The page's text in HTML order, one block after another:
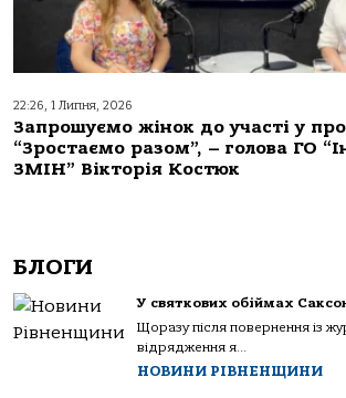
22:26, 1 Липня, 2026
Запрошуємо жінок до участі у
“Зростаємо разом”, – голова ГО
ЗМІН” Вікторія Костюк
БЛОГИ
У святкових обіймах
Щоразу після повернення із
відрядження я...
НОВИНИ РІВНЕНЩИНИ